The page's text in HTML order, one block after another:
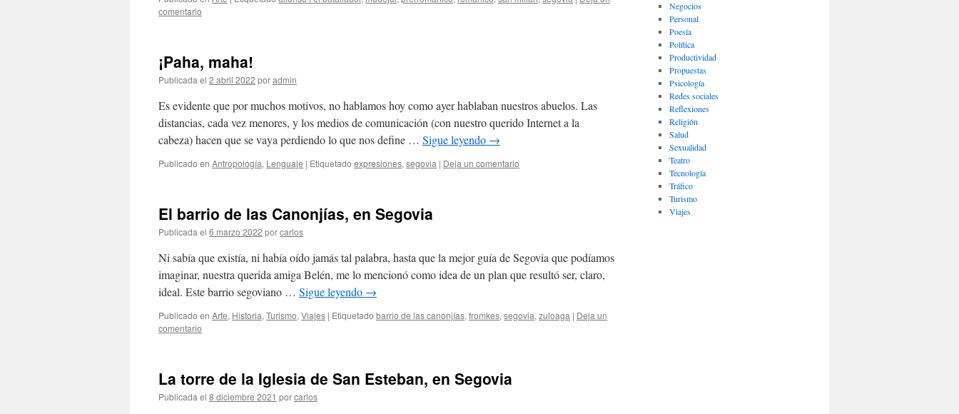
comentario
¡Paha, maha!
Publicada el 2 abril 2022 poradmin
Es evidente que por muchos motivos, no hablamos hoy como ayer hablaban nuestros abuelos. Las
distancias, cada vez menores, y los medios de comunicación (con nuestro querido Internet a la
cabeza) hacen que se vaya perdiendo lo que nos define … Sigue leyendo →
Publicado en Antropología, Lenguaje | Etiquetado expresiones, segovia | Deja un comentario
El barrio de las Canonjías, en Segovia
Publicada el 6 marzo 2022 porcarlos
Ni sabía que existía, ni había oído jamás tal palabra, hasta que la mejor guía de Segovia que podíamos
imaginar, nuestra querida amiga Belén, me lo mencionó como idea de un plan que resultó ser, claro,
ideal. Este barrio segoviano … Sigue leyendo →
Publicado en Arte, Historia, Turismo, Viajes | Etiquetado barrio de las canonjías, fromkes, segovia, zuloaga | Deja un
comentario
La torre de la Iglesia de San Esteban, en Segovia
Publicada el 8 diciembre 2021 porcarlos
Negocios
Personal
Poesía
Política
Productividad
Propuestas
Psicología
Redes sociales
Reflexiones
Religión
Salud
Sexualidad
Teatro
Tecnología
Tráfico
Turismo
Viajes